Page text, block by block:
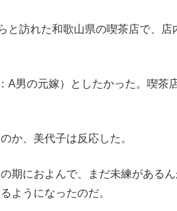
訪れた和歌山県の喫茶店で、店
A男の元嫁）としたかった。喫茶
か、美代子は反応した。
期におよんで、まだ未練がある
ようになったのだ。